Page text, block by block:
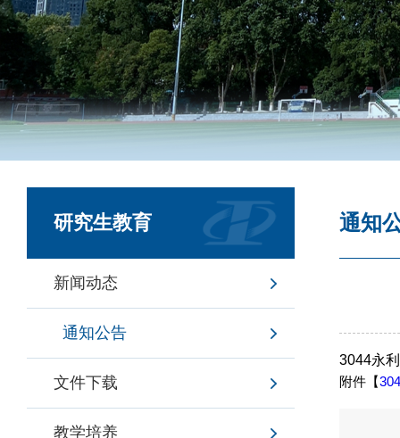
研究生教育
新闻动态
通知公告
文件下载
教学培养
通知
​3044永
附件【